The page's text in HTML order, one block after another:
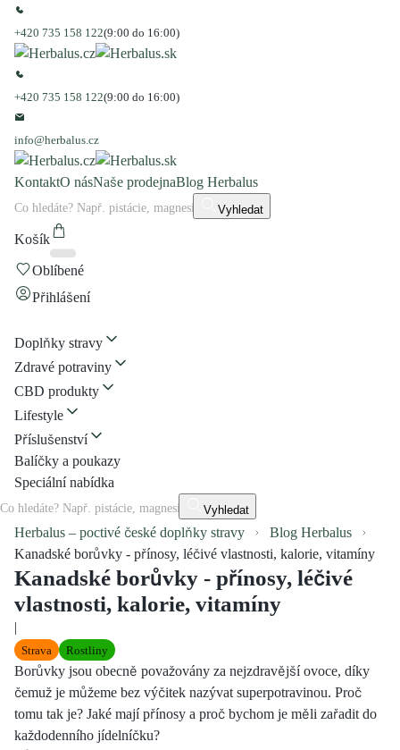
+420 735 158 122(9:00 do 16:00)
+420 735 158 122(9:00 do 16:00)
info@herbalus.cz
KontaktO násNaše prodejnaBlog Herbalus
Vyhledat
Košík
Oblíbené
Přihlášení
Doplňky stravy
Zdravé potraviny
CBD produkty
Lifestyle
Příslušenství
Balíčky a poukazy
Speciální nabídka
Vyhledat
Herbalus – poctivé české doplňky stravy
Blog Herbalus
Kanadské borůvky - přínosy, léčivé vlastnosti, kalorie, vitamíny
Kanadské borůvky - přínosy, léčivé
vlastnosti, kalorie, vitamíny
|
Strava Rostliny
Borůvky jsou obecně považovány za nejzdravější ovoce, díky
čemuž je můžeme bez výčitek nazývat superpotravinou. Proč
tomu tak je? Jaké mají přínosy a proč bychom je měli zařadit do
každodenního jídelníčku?